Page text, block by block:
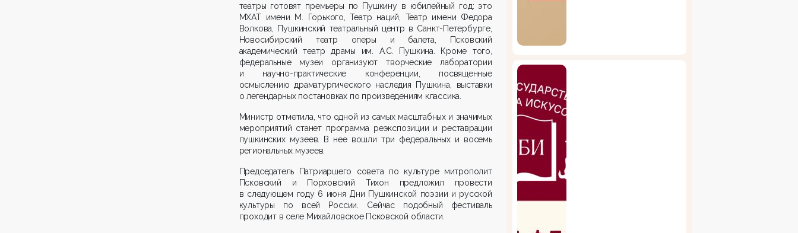
театры готовят премьеры по Пушкину в юбилейный год: это
МХАТ имени М. Горького, Театр наций, Театр имени Федора
Волкова, Пушкинский театральный центр в Санкт-Петербурге,
Новосибирский театр оперы и балета, Псковский
академический театр драмы им. А.С. Пушкина. Кроме того,
федеральные музеи организуют творческие лаборатории
и научно-практические конференции, посвященные
осмыслению драматургического наследия Пушкина, выставки
о легендарных постановках по произведениям классика.
Министр отметила, что одной из самых масштабных и значимых
мероприятий станет программа реэкспозиции и реставрации
пушкинских музеев. В нее вошли три федеральных и восемь
региональных музеев.
Председатель Патриаршего совета по культуре митрополит
Псковский и Порховский Тихон предложил провести
в следующем году 6 июня Дни Пушкинской поэзии и русской
культуры по всей России. Сейчас подобный фестиваль
проходит в селе Михайловское Псковской области.